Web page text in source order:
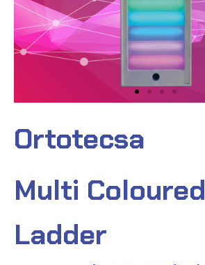
Ortotecsa
Multi Coloured
Ladder